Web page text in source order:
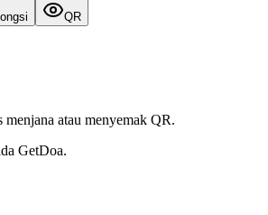
QR
menjana atau menyemak QR.
GetDoa.